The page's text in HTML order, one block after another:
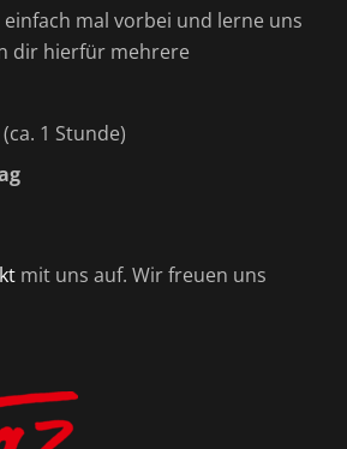
mal vorbei und lerne uns
dir hierfür mehrere
(ca. 1 Stunde)
mit uns auf. Wir freuen uns